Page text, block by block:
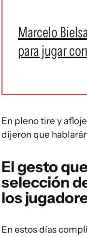
Marcelo
para jugar
En pleno tire y
dijeron que
El gesto
selección
los
En estos días